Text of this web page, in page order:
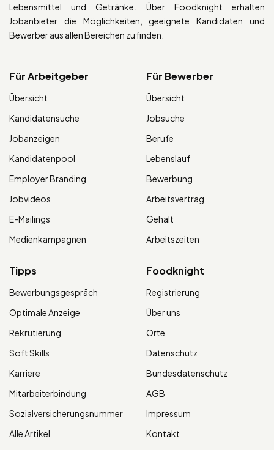
Lebensmittel und Getränke. Über Foodknight erhalten
Jobanbieter die Möglichkeiten, geeignete Kandidaten und
Bewerber aus allen Bereichen zu finden.
Für Arbeitgeber
Übersicht
Kandidatensuche
Jobanzeigen
Kandidatenpool
Employer Branding
Jobvideos
E-Mailings
Medienkampagnen
Für Bewerber
Übersicht
Jobsuche
Berufe
Lebenslauf
Bewerbung
Arbeitsvertrag
Gehalt
Arbeitszeiten
Tipps
Bewerbungsgespräch
Optimale Anzeige
Rekrutierung
Soft Skills
Karriere
Mitarbeiterbindung
Sozialversicherungsnummer
Alle Artikel
Foodknight
Registrierung
Über uns
Orte
Datenschutz
Bundesdatenschutz
AGB
Impressum
Kontakt